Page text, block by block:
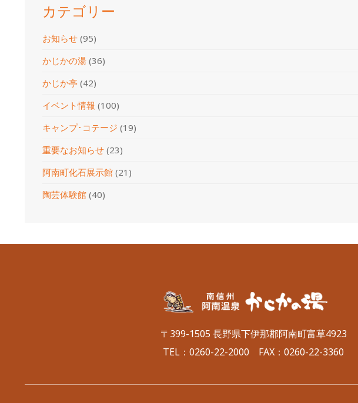
カテゴリー
お知らせ(95)
かじかの湯(36)
かじか亭(42)
イベント情報 (100)
キャンプ･コテージ (19)
重要なお知らせ(23)
阿南町化石展示館(21)
陶芸体験館(40)
〒399-1505 長野県下伊那郡阿南町富草4923
TEL：0260-22-2000 FAX：0260-22-3360